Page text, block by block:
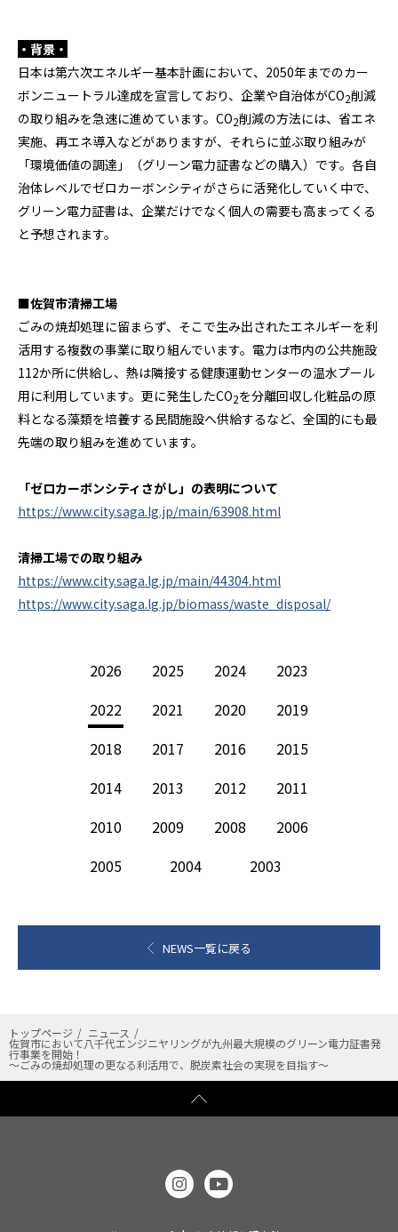
・背景・
日本は第六次エネルギー基本計画において、 2050年までのカー
ボンニュートラル達成を宣言しており、企業や自治体がCO2削減
の取り組みを急速に進めています。 CO2削減の方法には、省エネ
実施、再エネ導入などがありますが、それらに並ぶ取り組みが
「環境価値の調達」（グリーン電力証書などの購入）です。各自
治体レベルでゼロカーボンシティがさらに活発化していく中で、
グリーン電力証書は、企業だけでなく個人の需要も高まってくる
と予想されます。
■佐賀市清掃工場
ごみの焼却処理に留まらず、そこで生み出されたエネルギーを利
活用する複数の事業に取り組んでいます。電力は市内の公共施設
112か所に供給し、熱は隣接する健康運動センターの温水プール
用に利用しています。更に発生したCO2を分離回収し化粧品の原
料となる藻類を培養する民間施設へ供給するなど、全国的にも最
先端の取り組みを進めています。
「ゼロカーボンシティさがし」の表明について
https://www.city.saga.lg.jp/main/63908.html
清掃工場での取り組み
https://www.city.saga.lg.jp/main/44304.html
https://www.city.saga.lg.jp/biomass/waste_disposal/
2026 2025 2024
2023
2022
2021 2020
2019
2018
2017 2016
2015
2014
2013 2012
2011
2010
2009 2008
2006
2005
2004 2003
NEWS一覧に戻る
トップページ ニュース
佐賀市において八千代エンジニヤリングが九州最大規模のグリーン電力証書発
行事業を開始！
～ごみの焼却処理の更なる利活用で、脱炭素社会の実現を目指す～